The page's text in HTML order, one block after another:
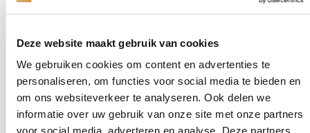
Deze website maakt gebruik van cookies
We gebruiken cookies om content en advertenties te
personaliseren, om functies voor social media te bieden en
om ons websiteverkeer te analyseren. Ook delen we
informatie over uw gebruik van onze site met onze partners
Op voorraad Op voorraad